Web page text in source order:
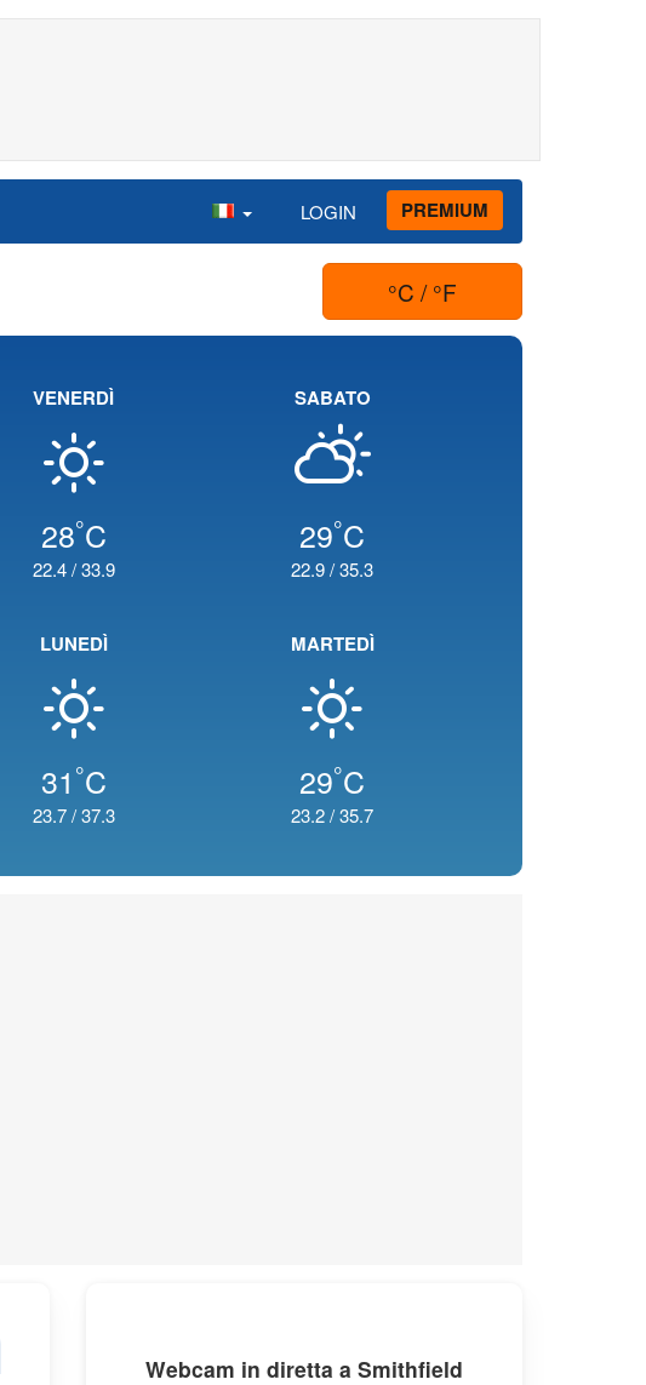
LOGIN PREMIUM
°C / °F
VENERDÌ
28°C
22.4/33.9
SABATO
29°C
22.9/35.3
LUNEDÌ
31 °C
23.7/37.3
MARTEDÌ
29°C
23.2/35.7
Webcam in diretta a Smithfield